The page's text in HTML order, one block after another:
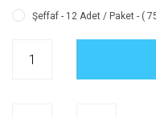
Şeffaf - 12 Adet / Paket - (